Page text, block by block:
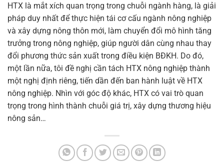
HTX là mắt xích quan trọng trong chuỗi ngành hàng, là giải
pháp duy nhất để thực hiện tái cơ cấu ngành nông nghiệp
và xây dựng nông thôn mới, làm chuyển đổi mô hình tăng
trưởng trong nông nghiệp, giúp người dân cùng nhau thay
đổi phương thức sản xuất trong điều kiện BĐKH. Do đó,
một lần nữa, tôi đề nghị cần tách HTX nông nghiệp thành
một nghị định riêng, tiến dần đến ban hành luật về HTX
nông nghiệp. Nhìn với góc độ khác, HTX có vai trò quan
trọng trong hình thành chuỗi giá trị, xây dựng thương hiệu
nông sản…